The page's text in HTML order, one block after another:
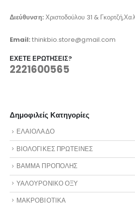
Διεύθυνση: Χριστοδούλου 31 &
Email:thinkbio.store@gmail.com
ΈΧΕΤΕ ΕΡΩΤΉΣΕΙΣ?
2221600565
Δημοφιλείς Κατηγορίες
ΕΛΑΙΟΛΑΔΟ
ΒΙΟΛΟΓΙΚΕΣ ΠΡΩΤΕΙΝΕΣ
ΒΑΜΜΑ ΠΡΟΠΟΛΗΣ
ΥΑΛΟΥΡΟΝΙΚΟ ΟΞΥ
ΜΑΚΡΟΒΙΟΤΙΚΑ